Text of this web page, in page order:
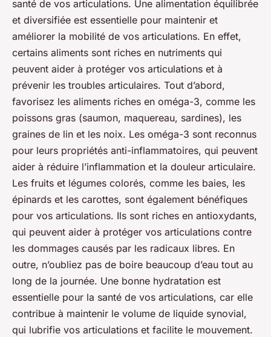
santé de vos articulations. Une alimentation équilibrée
et diversifiée est essentielle pour maintenir et
améliorer la mobilité de vos articulations. En effet,
certains aliments sont riches en nutriments qui
peuvent aider à protéger vos articulations et à
prévenir les troubles articulaires. Tout d’abord,
favorisez les aliments riches en oméga-3, comme les
poissons gras (saumon, maquereau, sardines), les
graines de lin et les noix. Les oméga-3 sont reconnus
pour leurs propriétés anti-inflammatoires, qui peuvent
aider à réduire l’inflammation et la douleur articulaire.
Les fruits et légumes colorés, comme les baies, les
épinards et les carottes, sont également bénéfiques
pour vos articulations. Ils sont riches en antioxydants,
qui peuvent aider à protéger vos articulations contre
les dommages causés par les radicaux libres. En
outre, n’oubliez pas de boire beaucoup d’eau tout au
long de la journée. Une bonne hydratation est
essentielle pour la santé de vos articulations, car elle
contribue à maintenir le volume de liquide synovial,
qui lubrifie vos articulations et facilite le mouvement.